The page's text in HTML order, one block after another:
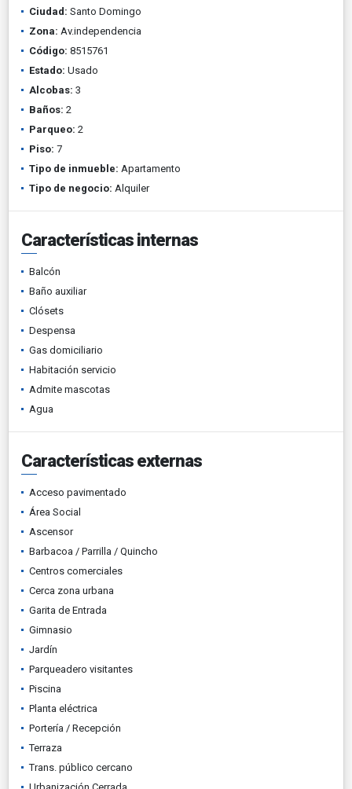
Ciudad: Santo Domingo
Zona: Av.independencia
Código: 8515761
Estado: Usado
Alcobas: 3
Baños: 2
Parqueo: 2
Piso: 7
Tipo de inmueble: Apartamento
Tipo de negocio: Alquiler
Características internas
Balcón
Baño auxiliar
Clósets
Despensa
Gas domiciliario
Habitación servicio
Admite mascotas
Agua
Características externas
Acceso pavimentado
Área Social
Ascensor
Barbacoa / Parrilla / Quincho
Centros comerciales
Cerca zona urbana
Garita de Entrada
Gimnasio
Jardín
Parqueadero visitantes
Piscina
Planta eléctrica
Portería / Recepción
Terraza
Trans. público cercano